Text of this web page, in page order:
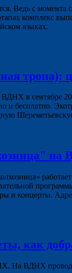
Ведь с
комплекс
языках.
тропа):
ВДНХ в сентябре
бесплатно.
на
и концерты.
как
На ВДНХ